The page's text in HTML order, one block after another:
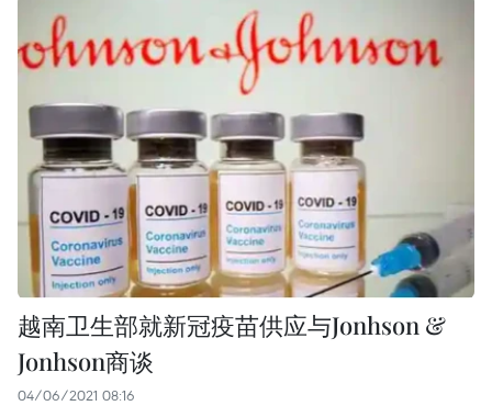
越南卫生部就新冠疫苗供应与Jonhson &
Jonhson商谈
04/06/2021 08:16